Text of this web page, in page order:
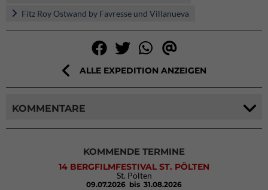
Fitz Roy Ostwand by Favresse und Villanueva
ALLE EXPEDITION ANZEIGEN
KOMMENTARE
KOMMENDE TERMINE
14 BERGFILMFESTIVAL ST. PÖLTEN
St. Pölten
09.07.2026 bis 31.08.2026